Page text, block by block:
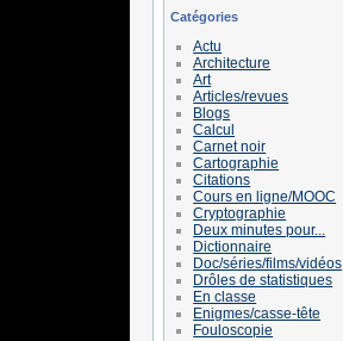
Catégories
Actu
Architecture
Art
Articles/revues
Blogs
Calcul
Carnet noir
Cartographie
Citations
Cours en ligne/MOOC
Cryptographie
Deux minutes pour...
Dictionnaire
Doc/séries/films/vidéos
Drôles de statistiques
En classe
Enigmes/casse-tête
Fouloscopie